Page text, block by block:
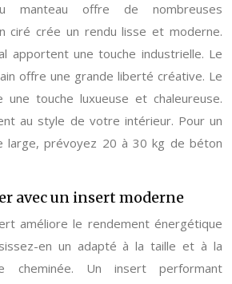
manteau offre de nombreuses
ciré crée un rendu lisse et moderne.
apportent une touche industrielle. Le
offre une grande liberté créative. Le
touche luxueuse et chaleureuse.
au style de votre intérieur. Pour un
large, prévoyez 20 à 30 kg de béton
avec un insert moderne
améliore le rendement énergétique
en un adapté à la taille et à la
cheminée. Un insert performant